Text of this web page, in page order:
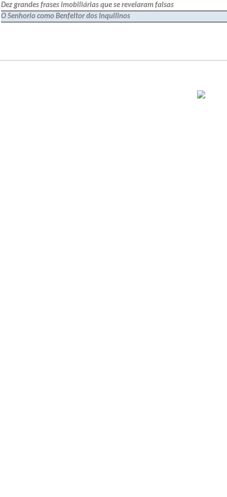
Dez grandes frases imobiliárias que se revelaram falsas
O Senhorio como Benfeitor dos Inquilinos